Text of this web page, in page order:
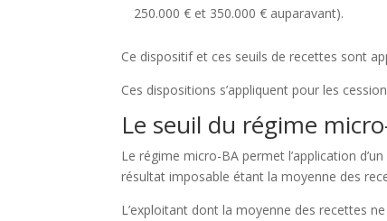
250.000 € et 350.000 € auparavant).
Ce dispositif et ces seuils de recettes sont
Ces dispositions s’appliquent pour les
Le seuil du régime
Le régime micro-BA permet l’application
résultat imposable étant la moyenne des
L’exploitant dont la moyenne des recettes